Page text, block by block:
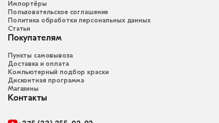
Импортёры
Пользовательское соглашение
Политика обработки персональных данных
Статьи
Покупателям
Пункты самовывоза
Доставка и оплата
Компьютерный подбор краски
Дисконтная программа
Магазины
Контакты